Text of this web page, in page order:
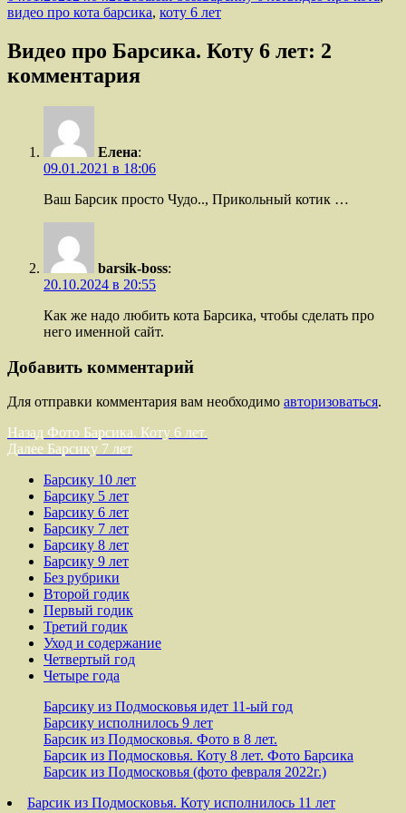
видео про кота барсика, коту 6 лет
Видео про Барсика. Коту 6 лет: 2
комментария
Елена:
09.01.2021 в 18:06
Ваш Барсик просто Чудо.., Прикольный котик …
barsik-boss:
20.10.2024 в 20:55
Как же надо любить кота Барсика, чтобы сделать про
него именной сайт.
Добавить комментарий
Для отправки комментария вам необходимо авторизоваться.
Навигация
по
записям
Назад Предыдущая
запись:
Фото Барсика. Коту 6 лет.
Далее Следующая
Барсику 7 лет
Барсику 10 лет
Барсику 5 лет
Барсику 6 лет
Барсику 7 лет
Барсику 8 лет
Барсику 9 лет
Без рубрики
Второй годик
Первый годик
Третий годик
Уход и содержание
Четвертый год
Четыре года
Барсику из Подмосковья идет 11-ый год
Барсику исполнилось 9 лет
Барсик из Подмосковья. Фото в 8 лет.
Барсик из Подмосковья. Коту 8 лет. Фото Барсика
Барсик из Подмосковья (фото февраля 2022г.)
Барсик из Подмосковья. Коту исполнилось 11 лет